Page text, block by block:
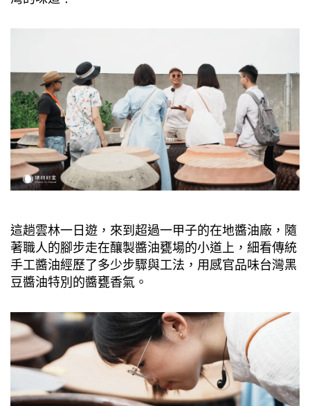
這趟雲林一日遊，來到超過一甲子的在地醬油廠，隨
著職人的腳步走在釀製醬油甕場的小道上，細看傳統
手工醬油經歷了多少步驟與工法，用感官品味台灣黑
豆醬油特別的醬甕香氣。